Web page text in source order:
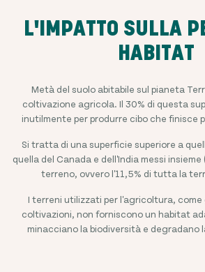
L'IMPATTO SULLA
HABITAT
Metà del suolo abitabile sul pianeta
coltivazione agricola. Il 30% di questa
inutilmente per produrre cibo che finisce
Si tratta di una superficie superiore a
quella del Canada e dell'India messi
terreno, ovvero l'11,5% di tutta la
I terreni utilizzati per l'agricoltura, come
coltivazioni, non forniscono un habitat
minacciano la biodiversità e degradano